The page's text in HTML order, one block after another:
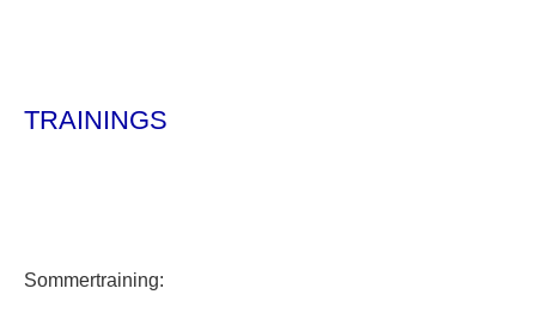
TRAININGS
Sommertraining: